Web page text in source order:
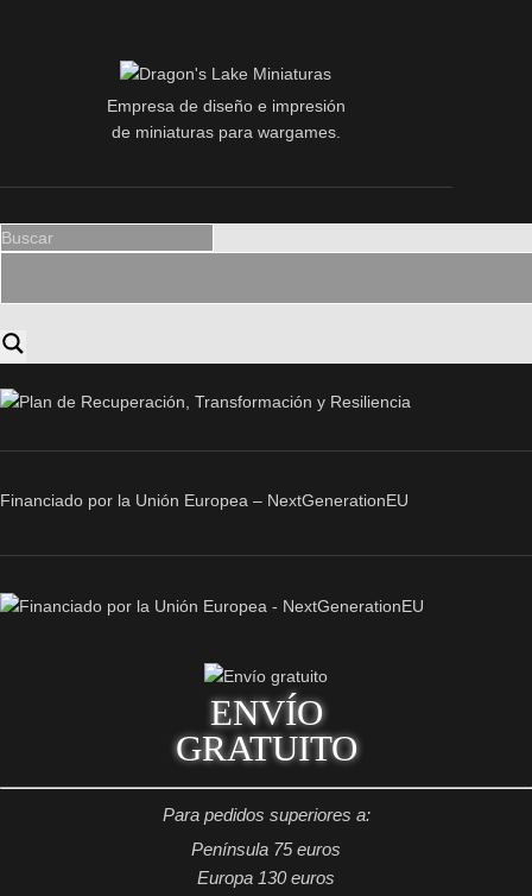
Empresa de diseño e impresión
de miniaturas para wargames.
Financiado por la Unión Europea – NextGenerationEU
ENVÍO
GRATUITO
Para pedidos superiores a:
Península 75 euros
Europa 130 euros